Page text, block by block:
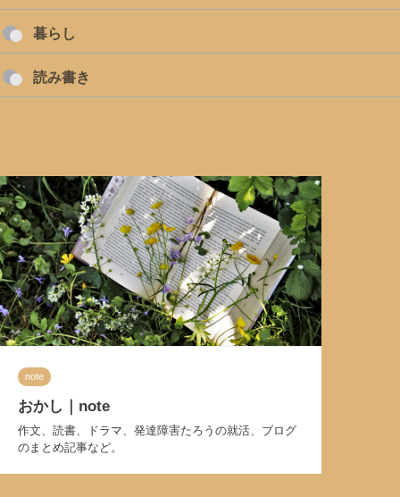
暮らし
読み書き
note
おかし｜note
作文、読書、ドラマ、発達障害たろうの就活、ブログ
のまとめ記事など。